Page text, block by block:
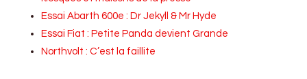
Essai Abarth 600e : Dr Jekyll & Mr Hyde
Essai Fiat : Petite Panda devient Grande
Northvolt : C’est la faillite